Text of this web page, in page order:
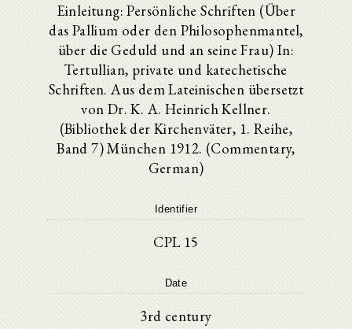
Einleitung: Persönliche Schriften (Über
das Pallium oder den Philosophenmantel,
über die Geduld und an seine Frau) In:
Tertullian, private und katechetische
Schriften. Aus dem Lateinischen übersetzt
von Dr. K. A. Heinrich Kellner.
(Bibliothek der Kirchenväter, 1. Reihe,
Band 7) München 1912. (Commentary,
German)
Identifier
CPL 15
Date
3rd century